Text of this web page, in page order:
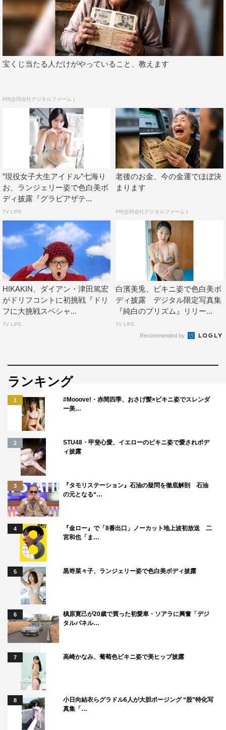
宝くじ当たる人だけがやっていること、教えます
PR(合同会社デジタルファーム )
”現役女子大生アイドル”七海り
お、ランジェリー姿で色白美ボ
ディ披露『グラビアザテ...
TV LIFE
老後のお金、今の金運でほぼ決
まります
PR(合同会社デジタルファーム )
HIKAKIN、ダイアン・津田篤宏
がドリフコントに初挑戦『ドリ
フに大挑戦スペシャ...
TV LIFE
白濱美兎、ビキニ姿で色白美ボ
ディ披露 デジタル限定写真集
『純白のプリズム』リリー...
TV LIFE
Recommended by
ランキング
1
#Mooove!・赤間四季、おさげ髪×ビキニ姿でスレンダ
ー美…
2
STU48・甲斐心愛、イエローのビキニ姿で愛されボデ
ィ披露
3
『タモリステーション』石油の疑問を徹底解剖 石油
の元となる“…
4
『金ロー』で「8番出口」ノーカット地上波初放送 二
宮和也「ま…
5 黒嵜菜々子、ランジェリー姿で色白美ボディ披露
6
槙原寛己が20歳で買った初愛車・ソアラに興奮「デジ
タルパネル…
7 高崎かなみ、葡萄色ビキニ姿で美ヒップ披露
8
小日向結衣らグラドル6人が大胆ポージング “股”特化写
真集「…